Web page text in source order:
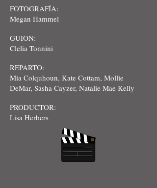
FOTOGRAFÍA:
Megan Hammel
GUION:
Clelia Tonnini
REPARTO:
Mia Colquhoun, Kate Cottam, Mollie
DeMar, Sasha Cayzer, Natalie Mae Kelly
PRODUCTOR:
Lisa Herbers